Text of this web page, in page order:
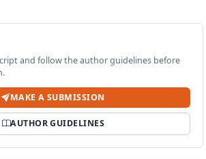
and follow the author guidelines before
MAKE A SUBMISSION
AUTHOR GUIDELINES